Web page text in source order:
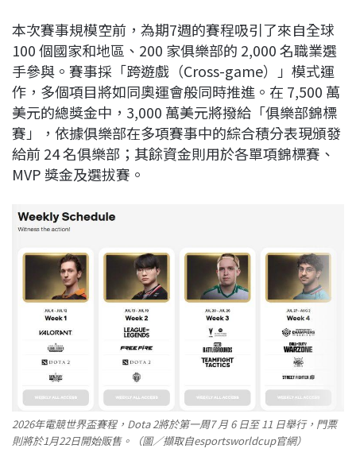
本次賽事規模空前，為期7週的賽程吸引了來自全球
100 個國家和地區、200 家俱樂部的 2,000 名職業選
手參與。賽事採「跨遊戲（Cross-game）」模式運
作，多個項目將如同奧運會般同時推進。在 7,500 萬
美元的總獎金中，3,000 萬美元將撥給「俱樂部錦標
賽」，依據俱樂部在多項賽事中的綜合積分表現頒發
給前 24 名俱樂部；其餘資金則用於各單項錦標賽、
MVP 獎金及選拔賽。
2026年電競世界盃賽程，Dota 2將於第一周7 月 6 日至 11 日舉行，門票
則將於1月22日開始販售。（圖／擷取自esportsworldcup官網）